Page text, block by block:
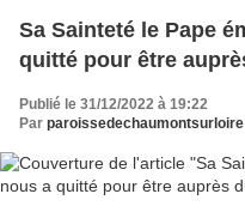
Sa Sainteté le Pape
quitté pour être
Publié le 31/12/2022 à 19:22
Par paroissedechaumontsurloire